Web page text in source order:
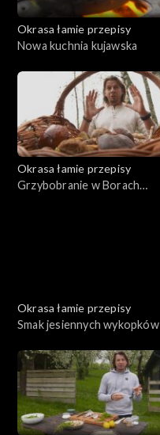
Okrasa łamie przepisy
Nowa kuchnia kujawska
Okrasa łamie przepisy
Grzybobranie w Borach
Okrasa łamie przepisy
Smak jesiennych wykopków